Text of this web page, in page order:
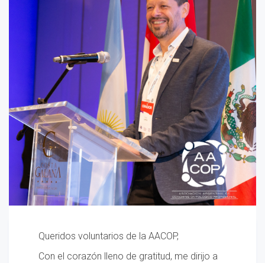
Queridos voluntarios de la AACOP,
Con el corazón lleno de gratitud, me dirijo a